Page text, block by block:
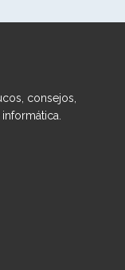
consejos,